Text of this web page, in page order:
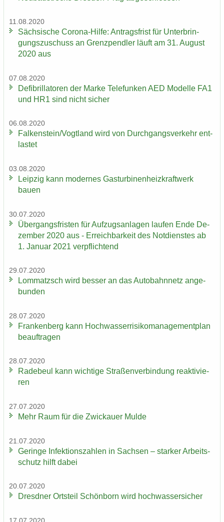
11.08.2020
Säch­si­sche Corona-​Hilfe: An­trags­frist für Un­ter­brin­
gungs­zu­schuss an Grenz­pend­ler läuft am 31. Au­gust
2020 aus
07.08.2020
De­fi­bril­la­to­ren der Marke Te­le­fun­ken AED Mo­del­le FA1
und HR1 sind nicht si­cher
06.08.2020
Fal­ken­stein/Vogt­land wird von Durch­gangs­ver­kehr ent­
las­tet
03.08.2020
Leip­zig kann mo­der­nes Gas­tur­bi­nen­heiz­kraft­werk
bauen
30.07.2020
Über­gangs­fris­ten für Auf­zugs­an­la­gen lau­fen Ende De­
zem­ber 2020 aus - Er­reich­bar­keit des Not­diens­tes ab
1. Ja­nu­ar 2021 ver­pflich­tend
29.07.2020
Lom­matzsch wird bes­ser an das Au­to­bahn­netz an­ge­
bun­den
28.07.2020
Fran­ken­berg kann Hoch­was­ser­ri­si­ko­ma­nage­ment­plan
be­auf­tra­gen
28.07.2020
Ra­de­beul kann wich­ti­ge Stra­ßen­ver­bin­dung re­ak­ti­vie­
ren
27.07.2020
Mehr Raum für die Zwi­ckau­er Mulde
21.07.2020
Ge­rin­ge In­fek­ti­ons­zah­len in Sach­sen – star­ker Ar­beits­
schutz hilft dabei
20.07.2020
Dresd­ner Orts­teil Schön­born wird hoch­was­ser­si­cher